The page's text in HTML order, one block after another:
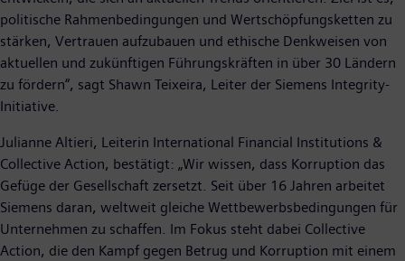
politische Rahmenbedingungen und Wertschöpfungsketten zu
stärken, Vertrauen aufzubauen und ethische Denkweisen von
aktuellen und zukünftigen Führungskräften in über 30 Ländern
zu fördern“, sagt Shawn Teixeira, Leiter der Siemens Integrity-
Initiative.
Julianne Altieri, Leiterin International Financial Institutions &
Collective Action, bestätigt: „Wir wissen, dass Korruption das
Gefüge der Gesellschaft zersetzt. Seit über 16 Jahren arbeitet
Siemens daran, weltweit gleiche Wettbewerbsbedingungen für
Unternehmen zu schaffen. Im Fokus steht dabei Collective
Action, die den Kampf gegen Betrug und Korruption mit einem